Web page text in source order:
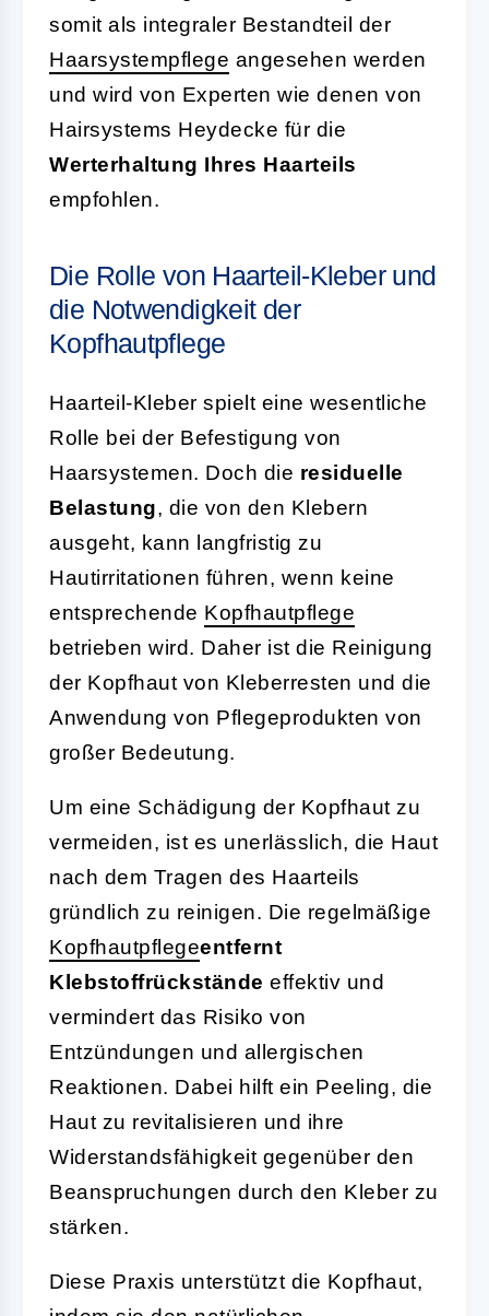
somit als integraler Bestandteil der
Haarsystempflege angesehen werden
und wird von Experten wie denen von
Hairsystems Heydecke für die
Werterhaltung Ihres Haarteils
empfohlen.
Die Rolle von Haarteil-Kleber und
die Notwendigkeit der
Kopfhautpflege
Haarteil-Kleber spielt eine wesentliche
Rolle bei der Befestigung von
Haarsystemen. Doch die residuelle
Belastung, die von den Klebern
ausgeht, kann langfristig zu
Hautirritationen führen, wenn keine
entsprechende Kopfhautpflege
betrieben wird. Daher ist die Reinigung
der Kopfhaut von Kleberresten und die
Anwendung von Pflegeprodukten von
großer Bedeutung.
Um eine Schädigung der Kopfhaut zu
vermeiden, ist es unerlässlich, die Haut
nach dem Tragen des Haarteils
gründlich zu reinigen. Die regelmäßige
Kopfhautpflegeentfernt
Klebstoffrückstände effektiv und
vermindert das Risiko von
Entzündungen und allergischen
Reaktionen. Dabei hilft ein Peeling, die
Haut zu revitalisieren und ihre
Widerstandsfähigkeit gegenüber den
Beanspruchungen durch den Kleber zu
stärken.
Diese Praxis unterstützt die Kopfhaut,